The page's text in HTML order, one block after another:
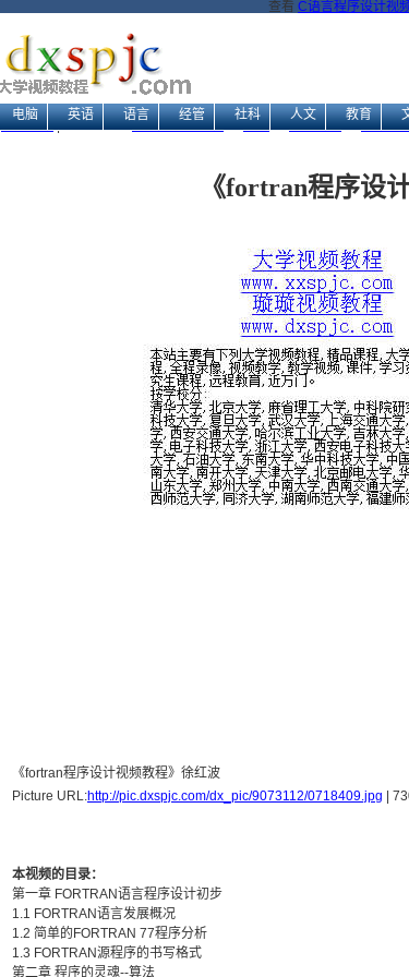
查看 C语言程序设计视
电脑 英语 语言 经管 社科 人文 教育
网站地图| 当前位置：大学视频教程网→电脑→编程开发→其它编
《fortran程序设
Picture URL:http://pic.dxspjc.com/dx_pic/9073112/0718409.jpg |
本视频的目录：
第一章 FORTRAN语言程序设计初步
1.1 FORTRAN语言发展概况
1.2 简单的FORTRAN 77程序分析
1.3 FORTRAN源程序的书写格式
第二章 程序的灵魂--算法